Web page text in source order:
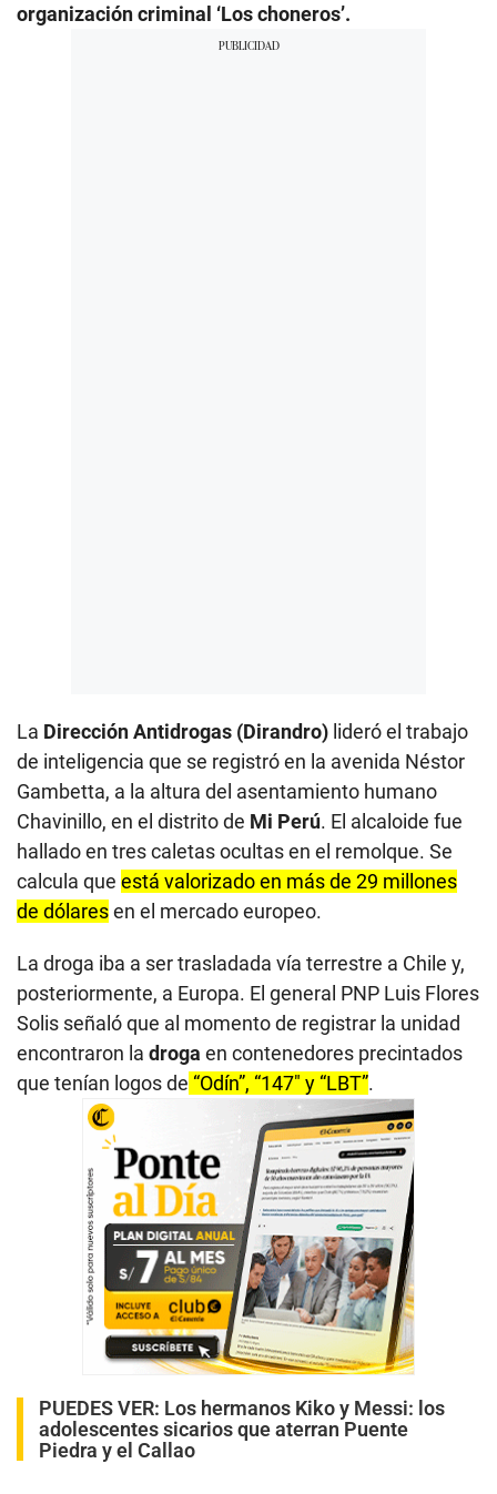
organización criminal ‘Los choneros’.
La Dirección Antidrogas (Dirandro) lideró el trabajo
de inteligencia que se registró en la avenida Néstor
Gambetta, a la altura del asentamiento humano
Chavinillo, en el distrito de Mi Perú. El alcaloide fue
hallado en tres caletas ocultas en el remolque. Se
calcula que está valorizado en más de 29 millones
de dólaresen el mercado europeo.
La droga iba a ser trasladada vía terrestre a Chile y,
posteriormente, a Europa. El general PNP Luis Flores
Solis señaló que al momento de registrar la unidad
encontraron la droga en contenedores precintados
que tenían logos de “Odín”, “147″ y “LBT”.
PUEDES VER: Los hermanos Kiko y Messi: los
adolescentes sicarios que aterran Puente
Piedra y el Callao